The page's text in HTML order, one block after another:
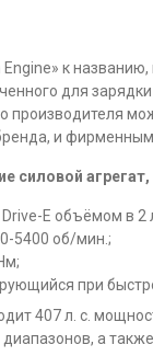
к
для
производителя
и
силовой
E объёмом в
5400 об/мин.;
при
407 л. с.
а